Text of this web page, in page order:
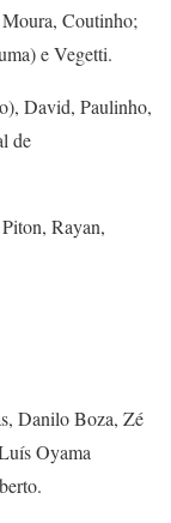
Coutinho;
e Vegetti.
David, Paulinho,
de
Rayan,
Danilo Boza, Zé
Oyama